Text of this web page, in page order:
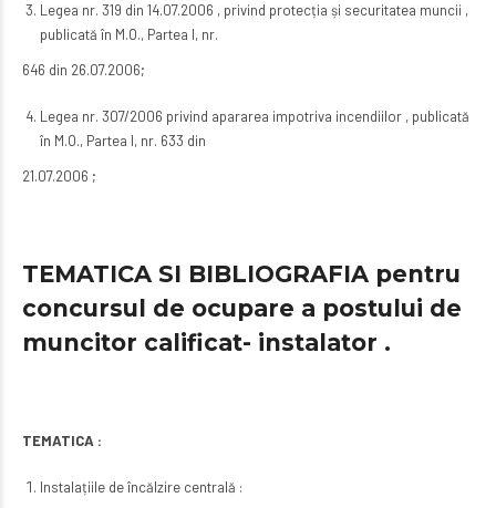
Legea nr. 319 din 14.07.2006 , privind protecția și securitatea muncii ,
publicată în M.O., Partea I, nr.
646 din 26.07.2006;
Legea nr. 307/2006 privind apararea impotriva incendiilor , publicată
în M.O., Partea I, nr. 633 din
21.07.2006 ;
TEMATICA SI BIBLIOGRAFIA pentru
concursul de ocupare a postului de
muncitor calificat- instalator .
TEMATICA :
Instalațiile de încălzire centrală :